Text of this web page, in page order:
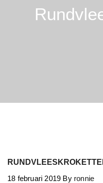
18 februari 2019 By ronnie